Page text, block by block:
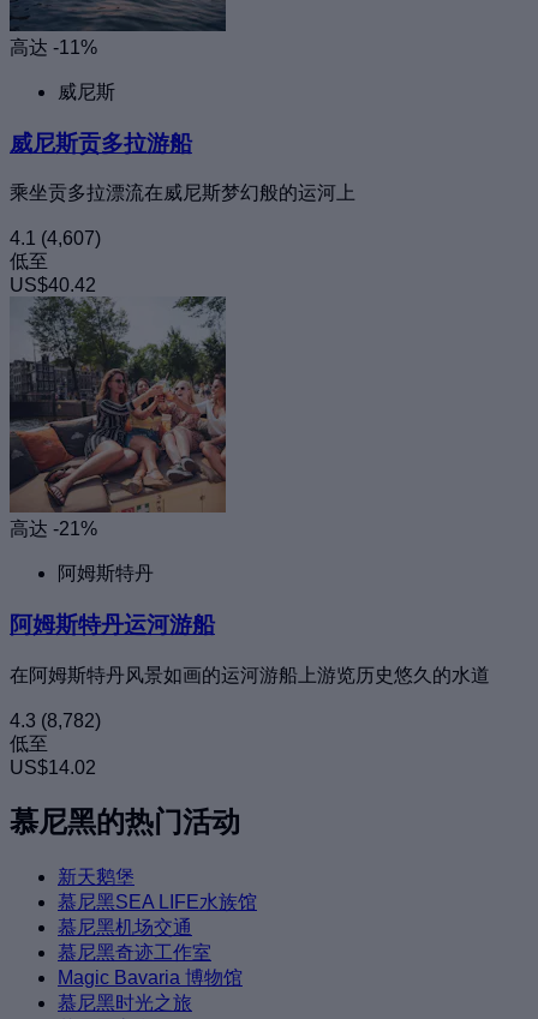
高达 -11%
威尼斯
威尼斯贡多拉游船
乘坐贡多拉漂流在威尼斯梦幻般的运河上
4.1 (4,607)
低至
US$40.42
高达 -21%
阿姆斯特丹
阿姆斯特丹运河游船
在阿姆斯特丹风景如画的运河游船上游览历史悠久的水道
4.3 (8,782)
低至
US$14.02
慕尼黑的热门活动
新天鹅堡
慕尼黑SEA LIFE水族馆
慕尼黑机场交通
慕尼黑奇迹工作室
Magic Bavaria 博物馆
慕尼黑时光之旅